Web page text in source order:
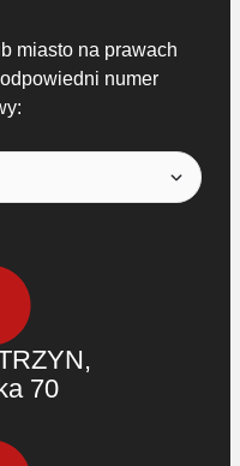
miasto na prawach
numer
70